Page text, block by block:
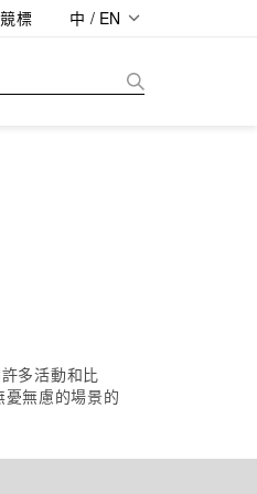
標 中 / EN
多活動和比
無慮的場景的